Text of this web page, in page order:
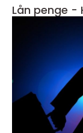
Lån penge -